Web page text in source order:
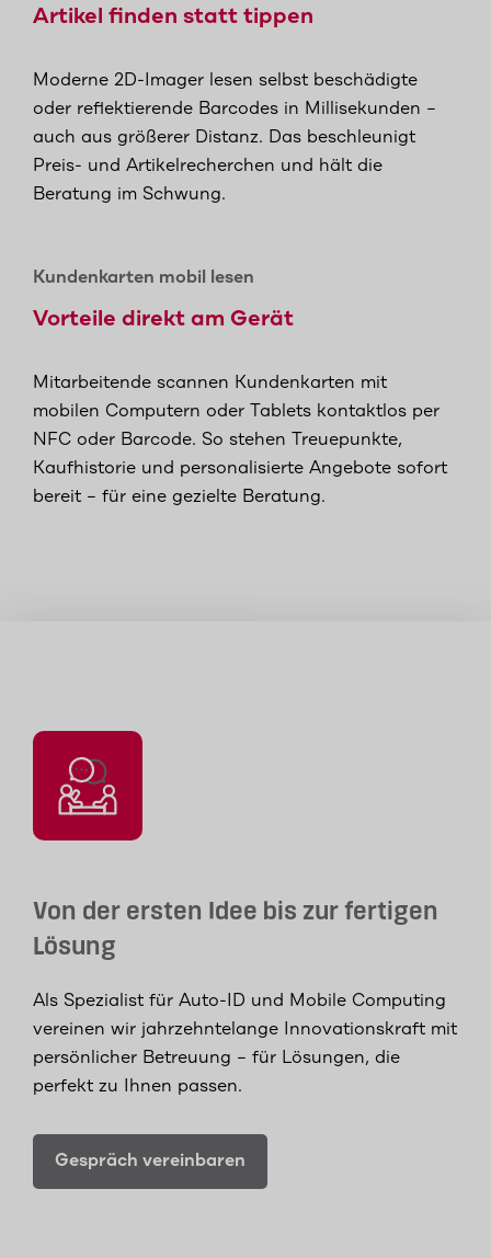
Artikel finden statt tippen
Moderne 2D-Imager lesen selbst beschädigte
oder reflektierende Barcodes in Millisekunden –
auch aus größerer Distanz. Das beschleunigt
Preis- und Artikelrecherchen und hält die
Beratung im Schwung.
Kundenkarten mobil lesen
Vorteile direkt am Gerät
Mitarbeitende scannen Kundenkarten mit
mobilen Computern oder Tablets kontaktlos per
NFC oder Barcode. So stehen Treuepunkte,
Kaufhistorie und personalisierte Angebote sofort
bereit – für eine gezielte Beratung.
Von der ersten Idee bis zur fertigen
Lösung
Als Spezialist für Auto-ID und Mobile Computing
vereinen wir jahrzehntelange Innovationskraft mit
persönlicher Betreuung – für Lösungen, die
perfekt zu Ihnen passen.
Gespräch vereinbaren